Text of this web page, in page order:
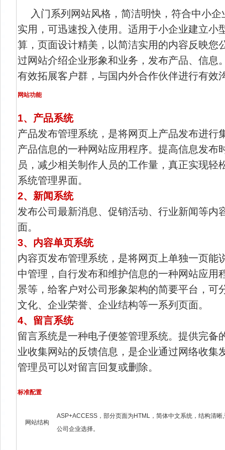
入门系列网站风格，简洁明快，符合中小企
实用，可迅速投入使用。适用于小企业建立小
算，页面设计精美，以简洁实用的内容反映您
过网站介绍企业形象和业务，发布产品、信息
有效拓展客户群，与国内外合作伙伴进行有效
网站功能
1、产品系统
产品发布管理系统，是将网页上产品发布进行
产品信息的一种网站应用程序。提高信息发布
员，减少相关制作人员的工作量，真正实现轻
系统管理界面。
2、新闻系统
发布公司最新消息、促销活动、行业新闻等内
面。
3、内容单页系统
内容页发布管理系统，是将网页上单独一页能
中管理，自行发布和维护信息的一种网站应用
景等，给客户对公司形象架构的简要平台，可
文化、企业荣誉、企业结构等一系列页面。
4、留言系统
留言系统是一种电子便签管理系统。提供完备
业收集网站的反馈信息，是企业通过网络收集
管理员可以对留言回复或删除。
标准配置
网站结构
ASP+ACCESS，部分页面为HTML，简体中文系统，结构清
公司企业选择。